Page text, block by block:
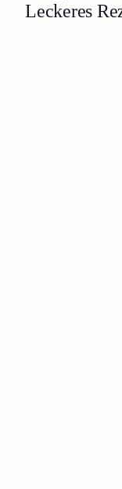
Leckeres